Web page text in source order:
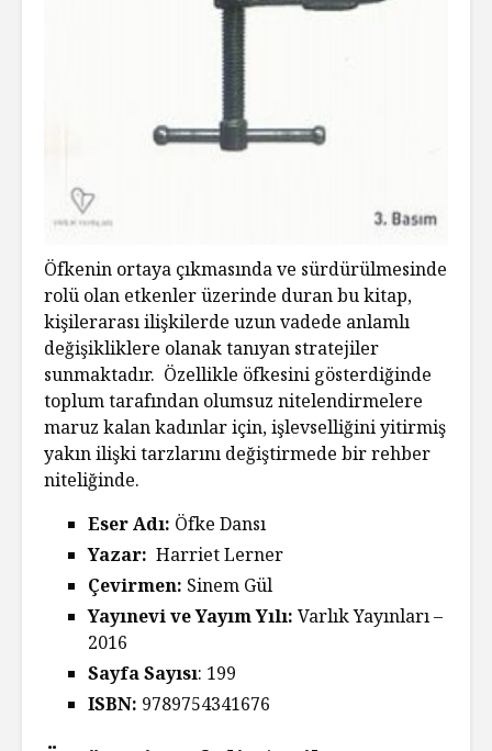
Öfkenin ortaya çıkmasında ve sürdürülmesinde
rolü olan etkenler üzerinde duran bu kitap,
kişilerarası ilişkilerde uzun vadede anlamlı
değişikliklere olanak tanıyan stratejiler
sunmaktadır. Özellikle öfkesini gösterdiğinde
toplum tarafından olumsuz nitelendirmelere
maruz kalan kadınlar için, işlevselliğini yitirmiş
yakın ilişki tarzlarını değiştirmede bir rehber
niteliğinde.
Eser Adı: Öfke Dansı
Yazar: Harriet Lerner
Çevirmen: Sinem Gül
Yayınevi ve Yayım Yılı: Varlık Yayınları –
2016
Sayfa Sayısı: 199
ISBN: 9789754341676